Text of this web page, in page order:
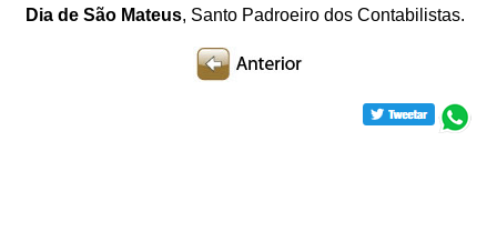
Dia de São Mateus, Santo Padroeiro dos Contabilistas.